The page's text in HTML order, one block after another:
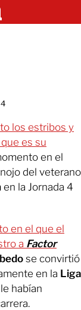
los estribos y
es su
en el
del veterano
en la Jornada 4
en el que el
a Factor
se convirtió
en la Liga
habían